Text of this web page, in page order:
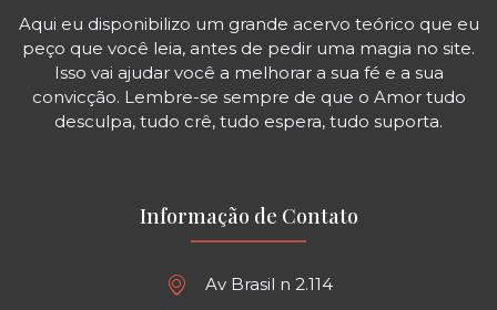
Aqui eu disponibilizo um grande acervo teórico que eu
peço que você leia, antes de pedir uma magia no site.
Isso vai ajudar você a melhorar a sua fé e a sua
convicção. Lembre-se sempre de que o Amor tudo
desculpa, tudo crê, tudo espera, tudo suporta.
Informação de Contato
Av Brasil n 2.114